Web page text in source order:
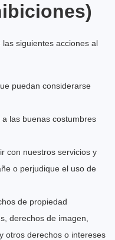
siguientes acciones al
puedan considerarse
las buenas costumbres
con nuestros servicios y
o perjudique el uso de
de propiedad
derechos de imagen,
otros derechos o intereses